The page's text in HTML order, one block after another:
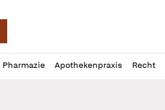
Pharmazie Apothekenpraxis Recht